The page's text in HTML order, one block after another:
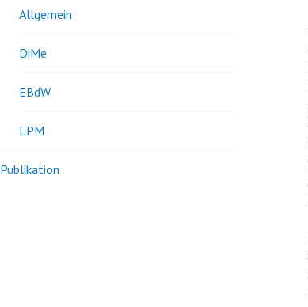
Allgemein
DiMe
EBdW
LPM
Publikation